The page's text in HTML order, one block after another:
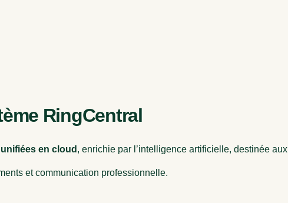
RingCentral
en cloud , enrichie par l’intelligence artificielle, destinée aux
et communication professionnelle.